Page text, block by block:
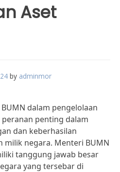
Aset
by adminmor
dalam pengelolaan
penting dalam
dan keberhasilan
milik negara. Menteri BUMN
tanggung jawab besar
yang tersebar di